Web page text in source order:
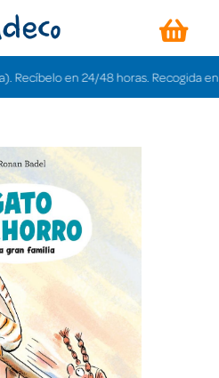
en 24/48 horas. Recogida en